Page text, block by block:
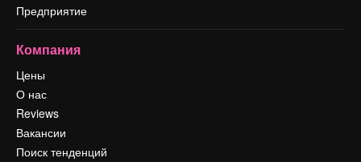
Предприятие
Компания
Цены
О нас
Reviews
Вакансии
Поиск тенденций